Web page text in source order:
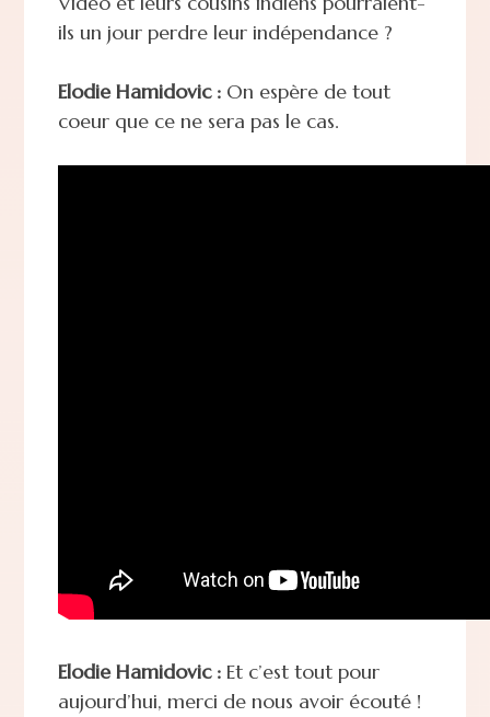
ils un jour perdre leur indépendance ?
Elodie Hamidovic :On espère de tout
coeur que ce ne sera pas le cas.
Elodie Hamidovic :Et c’est tout pour
aujourd’hui, merci de nous avoir écouté !